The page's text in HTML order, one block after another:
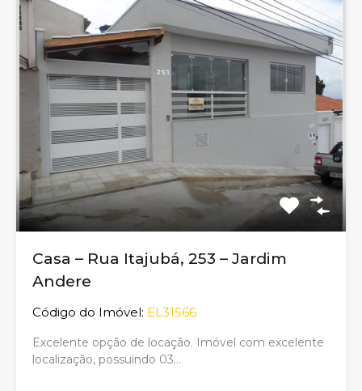
Casa – Rua Itajubá, 253 – Jardim
Andere
Código do Imóvel: EL31566
Excelente opção de locação. Imóvel com excelente
localização, possuindo 03…